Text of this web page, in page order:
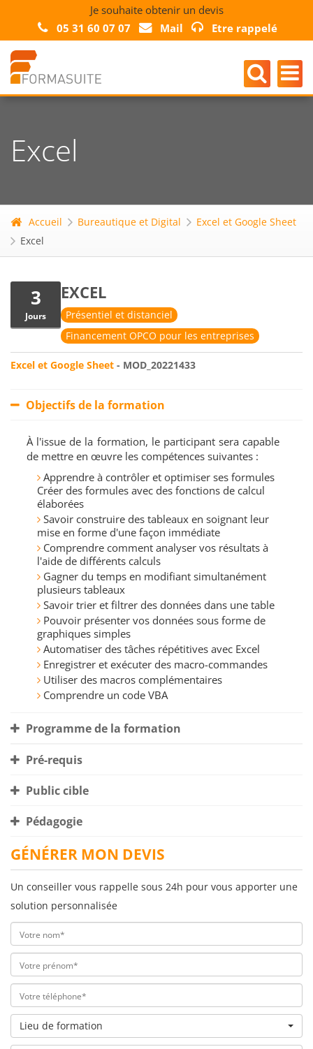
Je souhaite obtenir un devis
05 31 60 07 07
Mail Etre rappelé
Excel
Accueil Bureautique et Digital
Excel et Google Sheet
Excel
3
Jours
EXCEL
Présentiel et distanciel
Financement OPCO pour les entreprises
Excel et Google Sheet - MOD_20221433
Objectifs de la formation
À l'issue de la formation, le participant sera capable
de mettre en œuvre les compétences suivantes :
Apprendre à contrôler et optimiser ses formules
Créer des formules avec des fonctions de calcul
élaborées
Savoir construire des tableaux en soignant leur
mise en forme d'une façon immédiate
Comprendre comment analyser vos résultats à
l'aide de différents calculs
Gagner du temps en modifiant simultanément
plusieurs tableaux
Savoir trier et filtrer des données dans une table
Pouvoir présenter vos données sous forme de
graphiques simples
Automatiser des tâches répétitives avec Excel
Enregistrer et exécuter des macro-commandes
Utiliser des macros complémentaires
Comprendre un code VBA
Programme de la formation
Pré-requis
Public cible
Pédagogie
GÉNÉRER MON DEVIS
Un conseiller vous rappelle sous 24h pour vous apporter une
solution personnalisée
Lieu de formation